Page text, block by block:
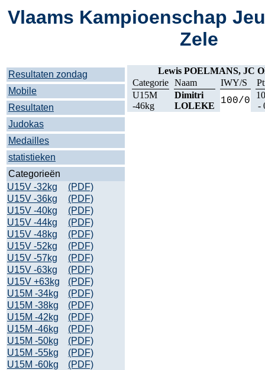
Vlaams Kampioenschap
Zele
Resultaten zondag
Mobile
Resultaten
Judokas
Medailles
statistieken
Categorieën
U15V -32kg
(PDF)
U15V -36kg
(PDF)
U15V -40kg
(PDF)
U15V -44kg
(PDF)
U15V -48kg
(PDF)
U15V -52kg
(PDF)
U15V -57kg
(PDF)
U15V -63kg
(PDF)
U15V +63kg
(PDF)
U15M -34kg
(PDF)
U15M -38kg
(PDF)
U15M -42kg
(PDF)
U15M -46kg
(PDF)
U15M -50kg
(PDF)
U15M -55kg
(PDF)
U15M -60kg
(PDF)
Lewis POELMANS, JC
Categorie Naam IWY/S
U15M
-46kg
Dimitri
LOLEKE
100/0
-